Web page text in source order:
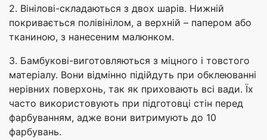
2. Вінілові-складаються з двох шарів. Нижній
покривається полівінілом, а верхній – папером або
тканиною, з нанесеним малюнком.
3. Бамбукові-виготовляються з міцного і товстого
матеріалу. Вони відмінно підійдуть при обклеюванні
нерівних поверхонь, так як приховають всі вади. Їх
часто використовують при підготовці стін перед
фарбуванням, адже вони витримують до 10
фарбувань.